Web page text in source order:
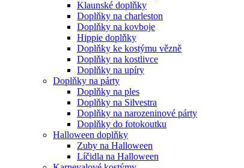
Klaunské doplňky
Doplňky na charleston
Doplňky na kovboje
Hippie doplňky
Doplňky ke kostýmu vězně
Doplňky na kostlivce
Doplňky na upíry
Doplňky na párty
Doplňky na ples
Doplňky na Silvestra
Doplňky na narozeninové párty
Doplňky do fotokoutku
Halloween doplňky
Zuby na Halloween
Líčidla na Halloween